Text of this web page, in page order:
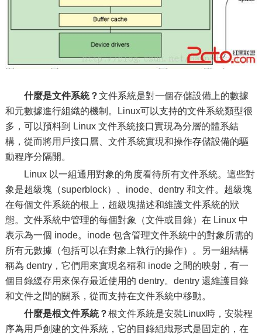
什麼是文件系統？文件系統是對一個存儲設備上的數據
和元數據進行組織的機制。Linux可以支持的文件系統類型很
多，可以預料到 Linux 文件系統接口實現為分層的體系結
構，從而將用戶接口層、文件系統實現和操作存儲設備的驅
動程序分隔開。
Linux 以一組通用對象的角度看待所有文件系統。這些對
象是超級塊（superblock）、inode、dentry 和文件。超級塊
在每個文件系統的根上，超級塊描述和維護文件系統的狀
態。文件系統中管理的每個對象（文件或目錄）在 Linux 中
表示為一個 inode。inode 包含管理文件系統中的對象所需的
所有元數據（包括可以在對象上執行的操作）。另一組結構
稱為 dentry，它們用來實現名稱和 inode 之間的映射，有一
個目錄緩存用來保存最近使用的 dentry。dentry 還維護目錄
和文件之間的關系，從而支持在文件系統中移動。
什麼是根文件系統？根文件系統是安裝Linux時，安裝程
序為用戶創建的文件系統，它的目錄組織形式是固定的，在